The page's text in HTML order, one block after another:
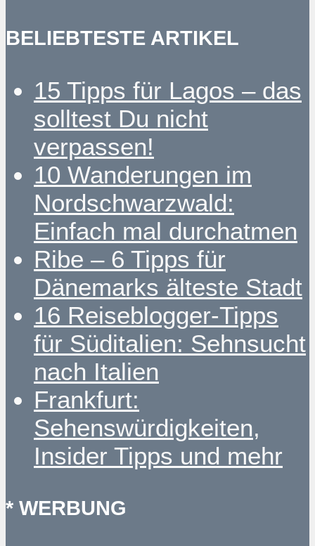
BELIEBTESTE ARTIKEL
15 Tipps für Lagos – das
solltest Du nicht
verpassen!
10 Wanderungen im
Nordschwarzwald:
Einfach mal durchatmen
Ribe – 6 Tipps für
Dänemarks älteste Stadt
16 Reiseblogger-Tipps
für Süditalien: Sehnsucht
nach Italien
Frankfurt:
Sehenswürdigkeiten,
Insider Tipps und mehr
* WERBUNG